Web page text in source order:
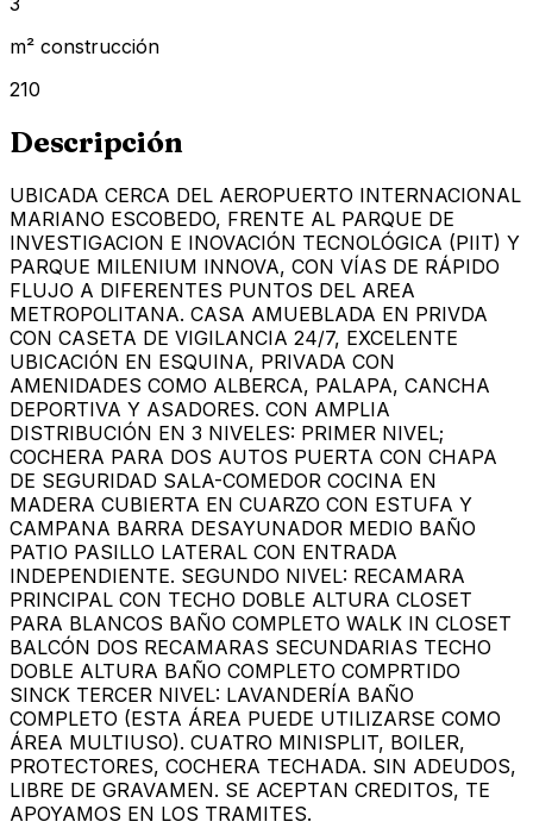
m² construcción
210
Descripción
UBICADA CERCA DEL AEROPUERTO INTERNACIONAL
MARIANO ESCOBEDO, FRENTE AL PARQUE DE
INVESTIGACION E INOVACIÓN TECNOLÓGICA (PIIT) Y
PARQUE MILENIUM INNOVA, CON VÍAS DE RÁPIDO
FLUJO A DIFERENTES PUNTOS DEL AREA
METROPOLITANA. CASA AMUEBLADA EN PRIVDA
CON CASETA DE VIGILANCIA 24/7, EXCELENTE
UBICACIÓN EN ESQUINA, PRIVADA CON
AMENIDADES COMO ALBERCA, PALAPA, CANCHA
DEPORTIVA Y ASADORES. CON AMPLIA
DISTRIBUCIÓN EN 3 NIVELES: PRIMER NIVEL;
COCHERA PARA DOS AUTOS PUERTA CON CHAPA
DE SEGURIDAD SALA-COMEDOR COCINA EN
MADERA CUBIERTA EN CUARZO CON ESTUFA Y
CAMPANA BARRA DESAYUNADOR MEDIO BAÑO
PATIO PASILLO LATERAL CON ENTRADA
INDEPENDIENTE. SEGUNDO NIVEL: RECAMARA
PRINCIPAL CON TECHO DOBLE ALTURA CLOSET
PARA BLANCOS BAÑO COMPLETO WALK IN CLOSET
BALCÓN DOS RECAMARAS SECUNDARIAS TECHO
DOBLE ALTURA BAÑO COMPLETO COMPRTIDO
SINCK TERCER NIVEL: LAVANDERÍA BAÑO
COMPLETO (ESTA ÁREA PUEDE UTILIZARSE COMO
ÁREA MULTIUSO). CUATRO MINISPLIT, BOILER,
PROTECTORES, COCHERA TECHADA. SIN ADEUDOS,
LIBRE DE GRAVAMEN. SE ACEPTAN CREDITOS, TE
APOYAMOS EN LOS TRAMITES.